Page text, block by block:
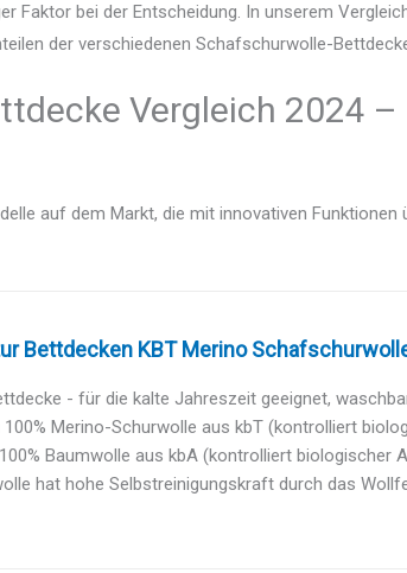
Faktor bei der Entscheidung. In unserem
der verschiedenen Schafschurwolle-
Vergleich 2024 –
auf dem Markt, die mit innovativen
Bettdecken KBT Merino
- für die kalte Jahreszeit geeignet,
100% Merino-Schurwolle aus kbT (kontrolliert
Baumwolle aus kbA (kontrolliert biologischer
hat hohe Selbstreinigungskraft durch das